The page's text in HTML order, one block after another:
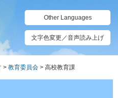
Other Languages
文字色変更／音声読み上げ
> 教育委員会 > 高校教育課